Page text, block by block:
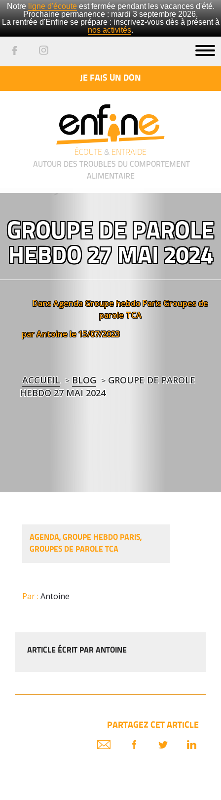
Notre ligne d'écouteest fermée pendant les vacances d'été.
Prochaine permanence : mardi 3 septembre 2026.
La rentrée d'Enfine se prépare : inscrivez-vous dès à présent à
nos activités.
JE FAIS UN DON
ÉCOUTE & ENTRAIDE
AUTOUR DES TROUBLES DU COMPORTEMENT
ALIMENTAIRE
');">
GROUPE DE PAROLE
HEBDO 27 MAI 2024
DansAgendaGroupe hebdo ParisGroupes de
parole TCA
par Antoinele 15/07/2023
ACCUEIL > BLOG > GROUPE DE PAROLE
HEBDO 27 MAI 2024
AGENDA, GROUPE HEBDO PARIS,
GROUPES DE PAROLE TCA
Par : Antoine
ARTICLE ÉCRIT PAR ANTOINE
PARTAGEZ CET ARTICLE